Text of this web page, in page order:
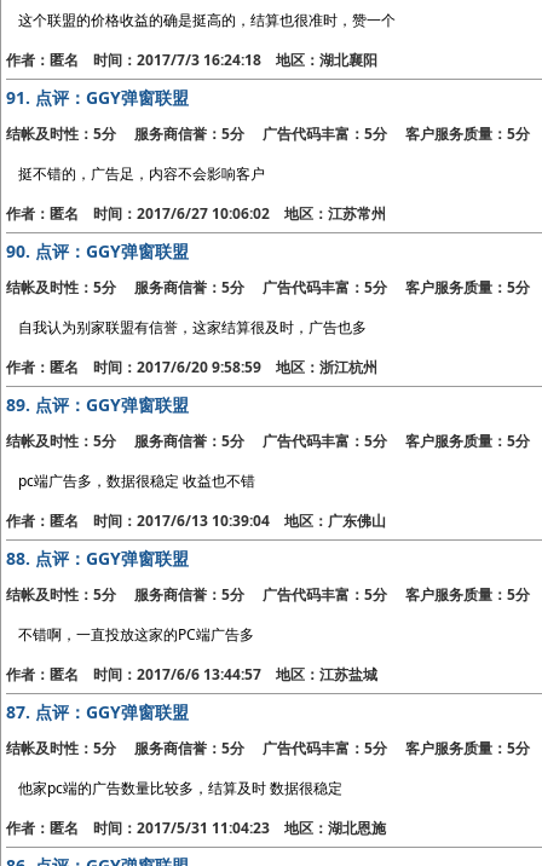
这个联盟的价格收益的确是挺高的，结算也很准时，赞一个
作者：匿名 时间：2017/7/3 16:24:18 地区：湖北襄阳
91. 点评：GGY弹窗联盟
结帐及时性：5分 服务商信誉：5分 广告代码丰富：5分 客户服务质量：5分
挺不错的，广告足，内容不会影响客户
作者：匿名 时间：2017/6/27 10:06:02 地区：江苏常州
90. 点评：GGY弹窗联盟
结帐及时性：5分 服务商信誉：5分 广告代码丰富：5分 客户服务质量：5分
自我认为别家联盟有信誉，这家结算很及时，广告也多
作者：匿名 时间：2017/6/20 9:58:59 地区：浙江杭州
89. 点评：GGY弹窗联盟
结帐及时性：5分 服务商信誉：5分 广告代码丰富：5分 客户服务质量：5分
pc端广告多，数据很稳定 收益也不错
作者：匿名 时间：2017/6/13 10:39:04 地区：广东佛山
88. 点评：GGY弹窗联盟
结帐及时性：5分 服务商信誉：5分 广告代码丰富：5分 客户服务质量：5分
不错啊，一直投放这家的PC端广告多
作者：匿名 时间：2017/6/6 13:44:57 地区：江苏盐城
87. 点评：GGY弹窗联盟
结帐及时性：5分 服务商信誉：5分 广告代码丰富：5分 客户服务质量：5分
他家pc端的广告数量比较多，结算及时 数据很稳定
作者：匿名 时间：2017/5/31 11:04:23 地区：湖北恩施